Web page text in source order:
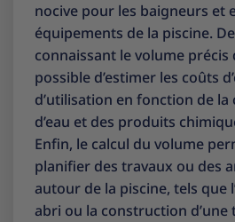
nocive pour les baigneurs et
équipements de la piscine.
connaissant le volume précis
possible d’estimer les coûts
d’utilisation en fonction de
d’eau et des produits
Enfin, le calcul du volume
planifier des travaux ou des
autour de la piscine, tels que
abri ou la construction d’une